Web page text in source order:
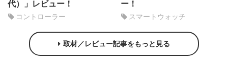
代）」レビュー！
コントローラー
ー！
スマートウォッチ
取材／レビュー記事をもっと見る